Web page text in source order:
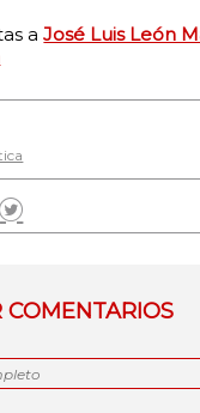
aJosé Luis León
COMENTARIOS